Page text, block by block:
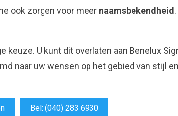
ook zorgen voor meer naamsbekendheid
U kunt dit overlaten aan Benelux
naar uw wensen op het gebied van stijl
Bel: (040) 283 6930